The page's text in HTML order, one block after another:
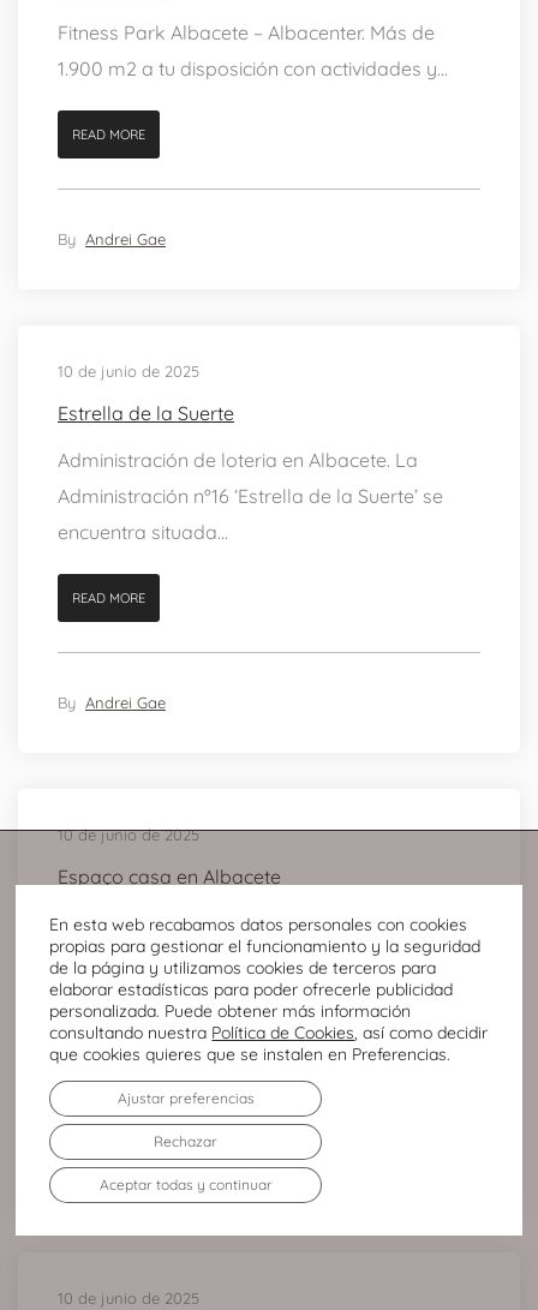
Fitness Park Albacete – Albacenter. Más de
1.900 m2 a tu disposición con actividades y...
READ MORE
By Andrei Gae
10 de junio de 2025
Estrella de la Suerte
Administración de loteria en Albacete. La
Administración nº16 ‘Estrella de la Suerte’ se
encuentra situada...
READ MORE
By Andrei Gae
10 de junio de 2025
Espaço casa en Albacete
Tienda de decoración en Albacete. Espaço
Casa es una empresa de nacionalidad
portuguesa que se...
READ MORE
ByAndrei Gae
10 de junio de 2025
En esta web recabamos datos personales con cookies
propias para gestionar el funcionamiento y la seguridad
de la página y utilizamos cookies de terceros para
elaborar estadísticas para poder ofrecerle publicidad
personalizada. Puede obtener más información
consultando nuestra Política de Cookies, así como decidir
que cookies quieres que se instalen en Preferencias.
Aceptar todas y continuar
Rechazar
Ajustar preferencias